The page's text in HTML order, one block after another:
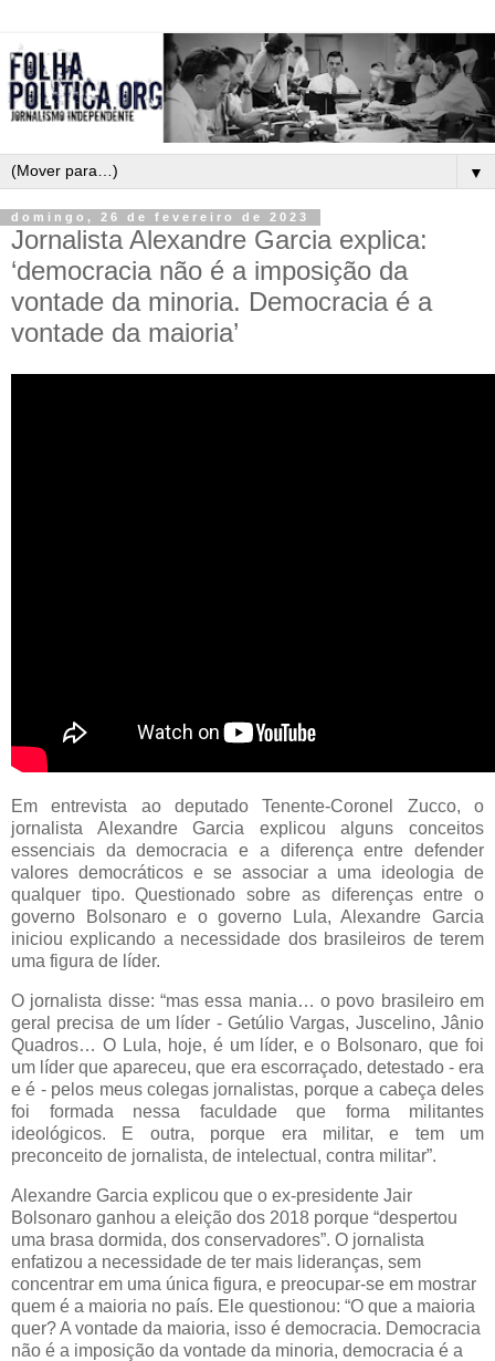
▼
domingo, 26 de fevereiro de 2023
Jornalista Alexandre Garcia explica:
‘democracia não é a imposição da
vontade da minoria. Democracia é a
vontade da maioria’
Em entrevista ao deputado Tenente-Coronel Zucco, o
jornalista Alexandre Garcia explicou alguns conceitos
essenciais da democracia e a diferença entre defender
valores democráticos e se associar a uma ideologia de
qualquer tipo. Questionado sobre as diferenças entre o
governo Bolsonaro e o governo Lula, Alexandre Garcia
iniciou explicando a necessidade dos brasileiros de terem
uma figura de líder.
O jornalista disse: “mas essa mania… o povo brasileiro em
geral precisa de um líder - Getúlio Vargas, Juscelino, Jânio
Quadros… O Lula, hoje, é um líder, e o Bolsonaro, que foi
um líder que apareceu, que era escorraçado, detestado - era
e é - pelos meus colegas jornalistas, porque a cabeça deles
foi formada nessa faculdade que forma militantes
ideológicos. E outra, porque era militar, e tem um
preconceito de jornalista, de intelectual, contra militar”.
Alexandre Garcia explicou que o ex-presidente Jair
Bolsonaro ganhou a eleição dos 2018 porque “despertou
uma brasa dormida, dos conservadores”. O jornalista
enfatizou a necessidade de ter mais lideranças, sem
concentrar em uma única figura, e preocupar-se em mostrar
quem é a maioria no país. Ele questionou: “O que a maioria
quer? A vontade da maioria, isso é democracia. Democracia
não é a imposição da vontade da minoria, democracia é a